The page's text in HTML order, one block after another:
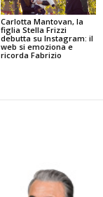
Carlotta Mantovan, la
figlia Stella Frizzi
debutta su Instagram: il
web si emoziona e
ricorda Fabrizio